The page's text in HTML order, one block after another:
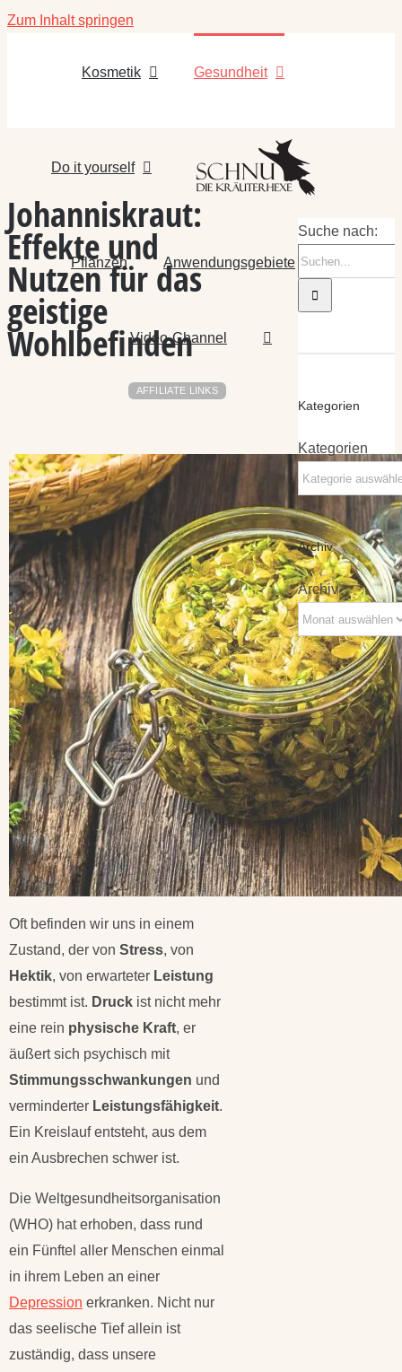
Zum Inhalt springen
Kosmetik Gesundheit
Do it yourself
Pflanzen Anwendungsgebiete
Video-Channel
Johanniskraut:
Effekte und
Nutzen für das
geistige
Wohlbefinden
AFFILIATE LINKS
Oft befinden wir uns in einem
Zustand, der von Stress, von
Hektik, von erwarteter Leistung
bestimmt ist. Druck ist nicht mehr
eine rein physische Kraft, er
äußert sich psychisch mit
Stimmungsschwankungen und
verminderter Leistungsfähigkeit.
Ein Kreislauf entsteht, aus dem
ein Ausbrechen schwer ist.
Die Weltgesundheitsorganisation
(WHO) hat erhoben, dass rund
ein Fünftel aller Menschen einmal
in ihrem Leben an einer
Depression erkranken. Nicht nur
das seelische Tief allein ist
zuständig, dass unsere
Suche nach:
Kategorien
Kategorien
Archiv
Archiv